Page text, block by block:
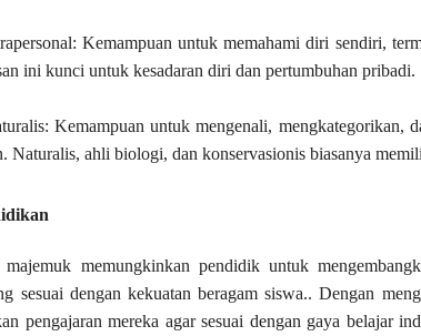
Kemampuan untuk memahami diri sendiri,
ini kunci untuk kesadaran diri dan pertumbuhan pribadi.
Kemampuan untuk mengenali, mengkategorikan,
Naturalis, ahli biologi, dan konservasionis biasanya
majemuk memungkinkan pendidik untuk
sesuai dengan kekuatan beragam siswa.. Dengan
pengajaran mereka agar sesuai dengan gaya belajar